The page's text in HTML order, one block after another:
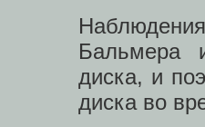
Бальмера
диска, и
диска во